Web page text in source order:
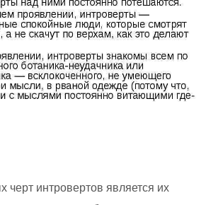
черт интровертов является их